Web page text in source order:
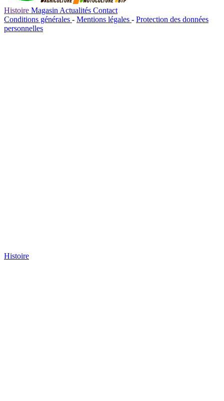
Histoire Magasin Actualités Contact
Conditions générales - Mentions légales - Protection des données
personnelles
Histoire